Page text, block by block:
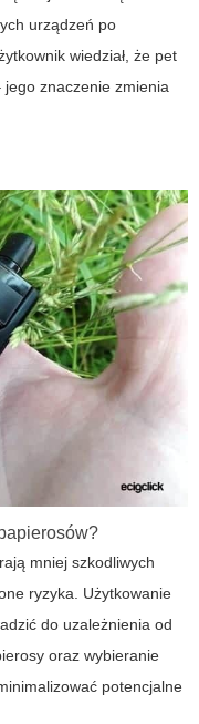
urządzeń po
wiedział, że pet
jego znaczenie zmienia
mniej szkodliwych
ryzyka. Użytkowanie
do uzależnienia od
oraz wybieranie
potencjalne